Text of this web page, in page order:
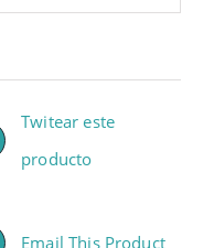
Twitear este
producto
Email This Product